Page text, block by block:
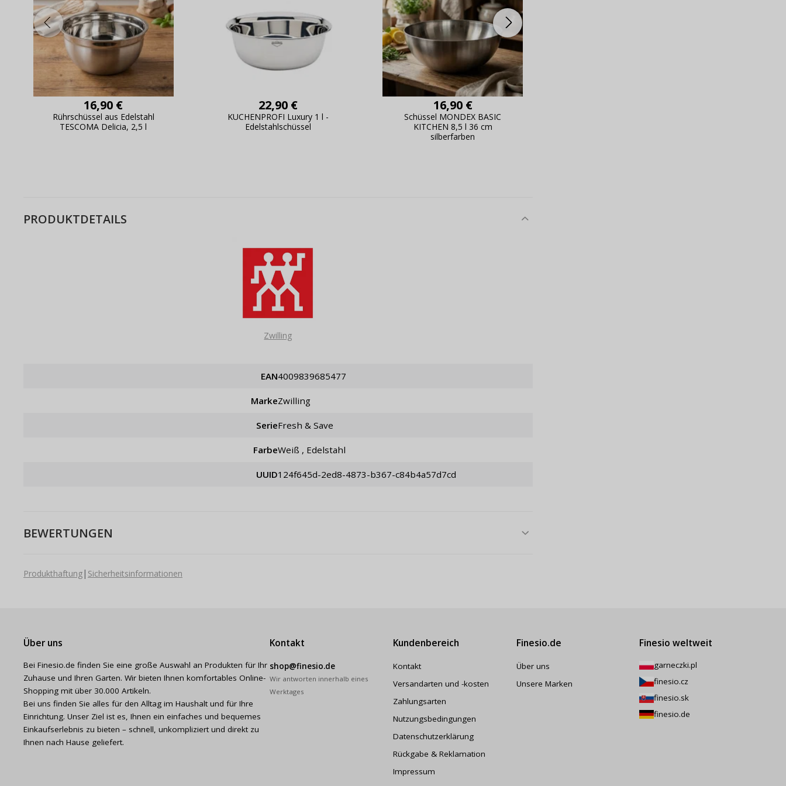
16,90 €
Rührschüssel aus Edelstahl
TESCOMA Delicia, 2,5 l
22,90 €
KUCHENPROFI Luxury 1 l -
Edelstahlschüssel
16,90 €
Schüssel MONDEX BASIC
KITCHEN 8,5 l 36 cm
silberfarben
PRODUKTDETAILS
Zwilling
EAN 4009839685477
Marke Zwilling
Serie Fresh & Save
Farbe weiß , Edelstahl
UUID 124f645d-2ed8-4873-b367-c84b4a57d7cd
BEWERTUNGEN
Produkthaftung| Sicherheitsinformationen
Über uns
Bei Finesio.de finden Sie eine große Auswahl an Produkten für Ihr
Zuhause und Ihren Garten. Wir bieten Ihnen komfortables Online-
Shopping mit über 30.000 Artikeln.
Bei uns finden Sie alles für den Alltag im Haushalt und für Ihre
Einrichtung. Unser Ziel ist es, Ihnen ein einfaches und bequemes
Einkaufserlebnis zu bieten – schnell, unkompliziert und direkt zu
Ihnen nach Hause geliefert.
Kontakt
shop@finesio.de
Wir antworten innerhalb eines
Werktages
Kundenbereich
Kontakt
Versandarten und -kosten
Zahlungsarten
Nutzungsbedingungen
Datenschutzerklärung
Rückgabe & Reklamation
Impressum
Finesio.de
Über uns
Unsere Marken
Finesio weltweit
garneczki.pl
finesio.cz
finesio.sk
finesio.de